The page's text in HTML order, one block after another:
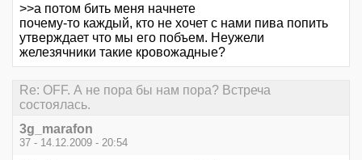
>>а потом бить меня начнете
почему-то каждый, кто не хочет с нами пива попить
утверждает что мы его побъем. Неужели
железячники такие кровожадные?
Re: OFF. А не пора бы нам пора? Встреча
состоялась.
3g_marafon
37 - 14.12.2009 - 20:54